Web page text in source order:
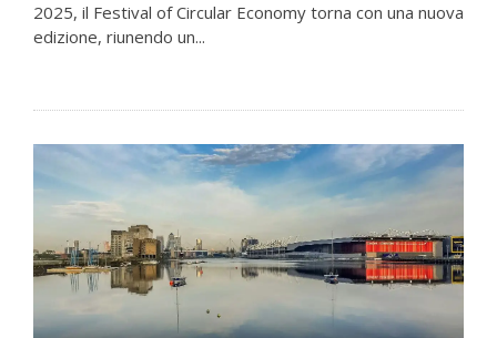
2025, il Festival of Circular Economy torna con una nuova
edizione, riunendo un...